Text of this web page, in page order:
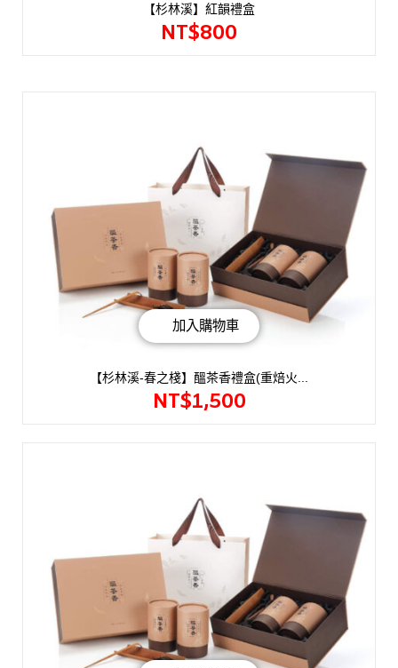
【杉林溪】紅韻禮盒
NT$800
加入購物車
【杉林溪-春之棧】醞茶香禮盒(重焙火...
NT$1,500